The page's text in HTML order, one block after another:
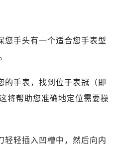
您手头有一个适合您手表型
的手表，找到位于表冠（即
将帮助您准确地定位需要操
轻轻插入凹槽中，然后向内